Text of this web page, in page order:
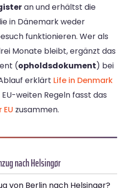
an und erhältst die
in Dänemark weder
funktionieren. Wer als
Monate bleibt, ergänzt das
(opholdsdokument) bei
erklärt Life in Denmark
EU-weiten Regeln fasst das
zusammen.
nach Helsingør
von Berlin nach Helsingør?